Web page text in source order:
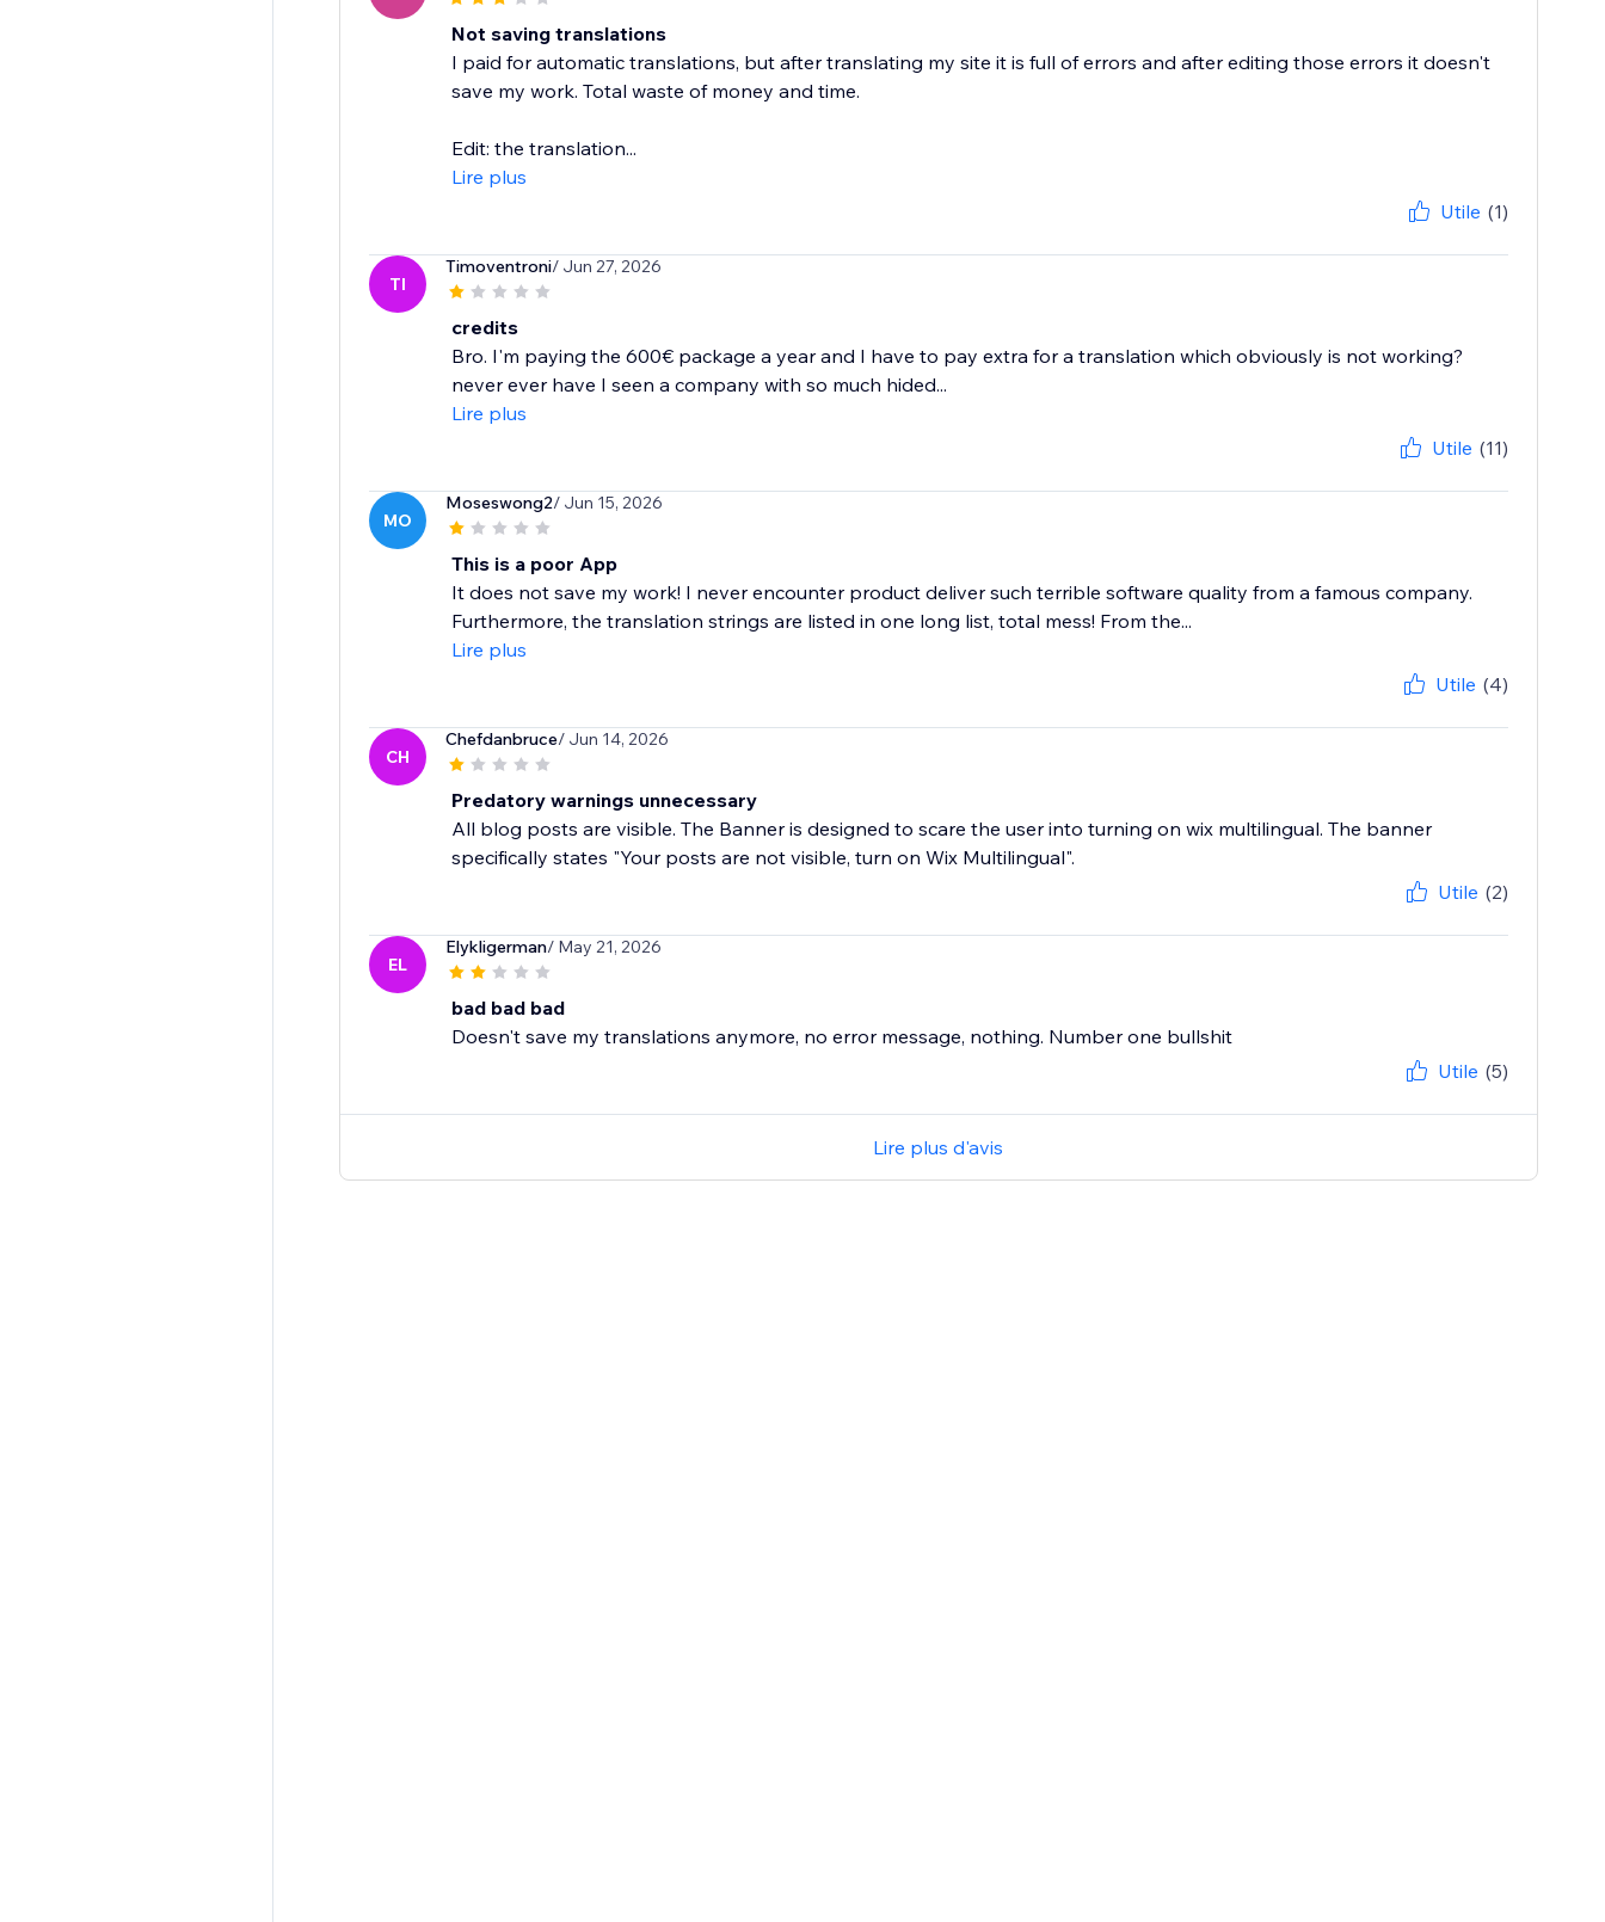
Not saving translations
I paid for automatic translations, but after translating my site it is full of errors and after editing those errors it doesn't
save my work. Total waste of money and time.
Edit: the translation...
Lire plus
Utile (1)
TI
Timoventroni/ Jun 27, 2026
credits
Bro. I'm paying the 600€ package a year and I have to pay extra for a translation which obviously is not working?
never ever have I seen a company with so much hided...
Lire plus
Utile (11)
MO
Moseswong2/ Jun 15, 2026
This is a poor App
It does not save my work! I never encounter product deliver such terrible software quality from a famous company.
Furthermore, the translation strings are listed in one long list, total mess! From the...
Lire plus
Utile (4)
CH
Chefdanbruce/ Jun 14, 2026
Predatory warnings unnecessary
All blog posts are visible. The Banner is designed to scare the user into turning on wix multilingual. The banner
specifically states "Your posts are not visible, turn on Wix Multilingual".
Utile (2)
EL
Elykligerman/ May 21, 2026
bad bad bad
Doesn't save my translations anymore, no error message, nothing. Number one bullshit
Utile (5)
Lire plus d'avis